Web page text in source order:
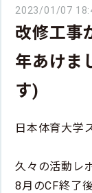
2023/01/07
改修工事
年あけま
す)
日本体育大学
久々の活動レ
8月のCF終了